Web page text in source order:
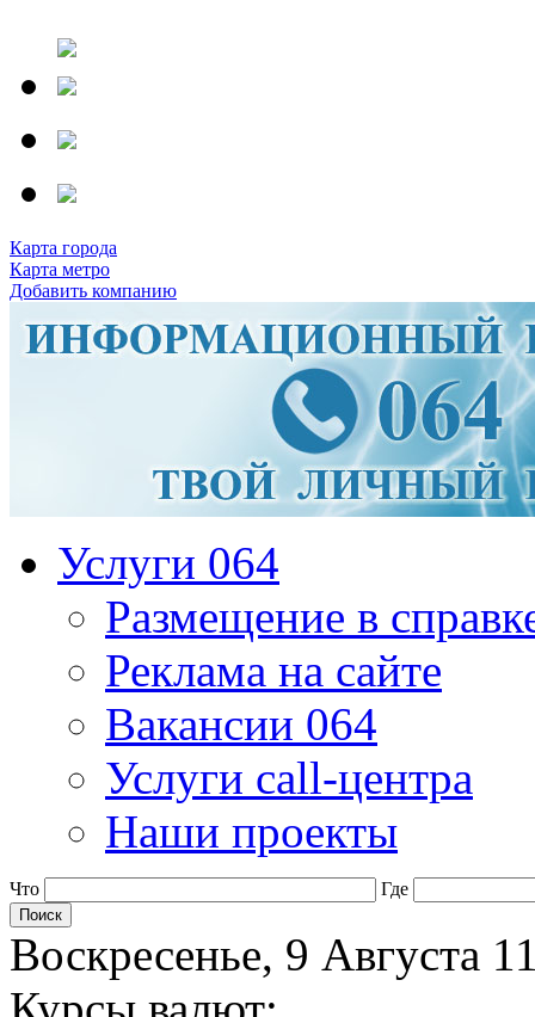
Карта города
Карта метро
Добавить компанию
Услуги 064
Размещение в
Реклама на сайте
Вакансии 064
Услуги call-центра
Наши проекты
Что Где
Воскресенье, 9 Августа